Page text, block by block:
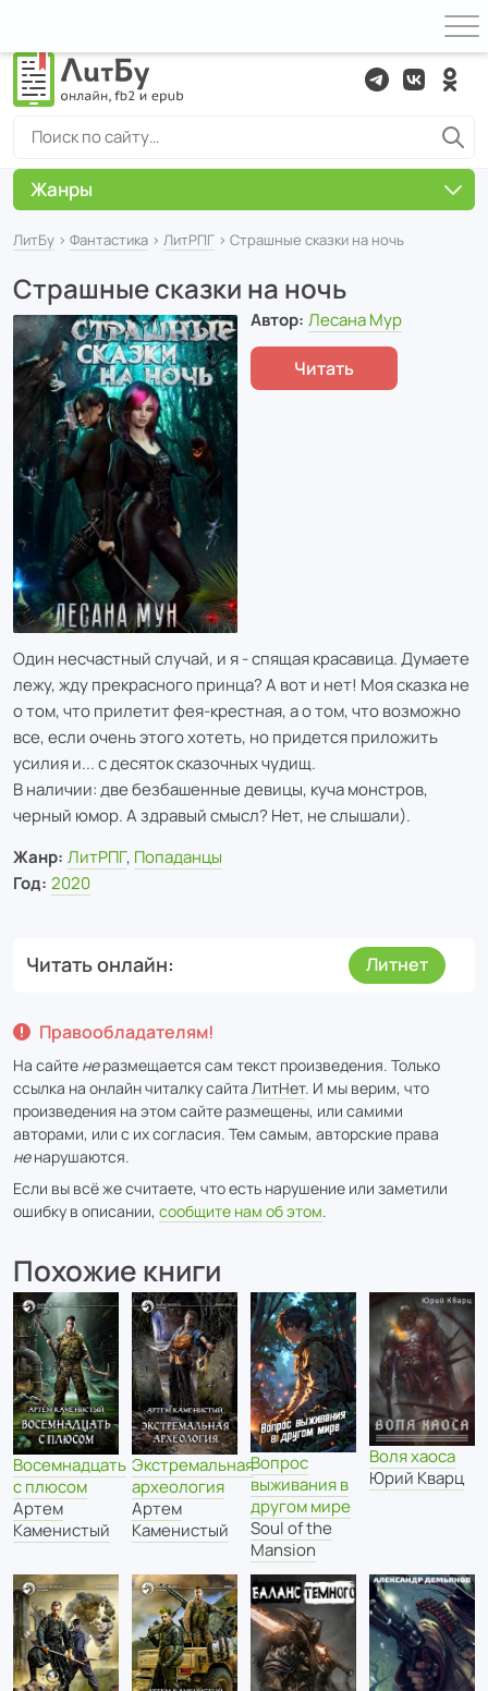
ЛитБу › Фантастика › ЛитРПГ › Страшные сказки на ночь
Страшные сказки на ночь
Автор: Лесана Мур
Читать
Один несчастный случай, и я - спящая красавица. Думаете
лежу, жду прекрасного принца? А вот и нет! Моя сказка не
о том, что прилетит фея-крестная, а о том, что возможно
все, если очень этого хотеть, но придется приложить
усилия и... с десяток сказочных чудищ.
В наличии: две безбашенные девицы, куча монстров,
черный юмор. А здравый смысл? Нет, не слышали).
Жанр: ЛитРПГ, Попаданцы
Год: 2020
Читать онлайн Литнет
Правообладателям!
На сайте неразмещается сам текст произведения. Только
ссылка на онлайн читалку сайта ЛитНет. И мы верим, что
произведения на этом сайте размещены, или самими
авторами, или с их согласия. Тем самым, авторские права
ненарушаются.
Если вы всё же считаете, что есть нарушение или заметили
ошибку в описании, сообщите нам об этом.
Похожие книги
Восемнадцать
с плюсом
Артем
Каменистый
Экстремальная
археология
Артем
Каменистый
Вопрос
выживания в
другом мире
Soul of the
Mansion
Воля хаоса
Юрий Кварц
Жанры